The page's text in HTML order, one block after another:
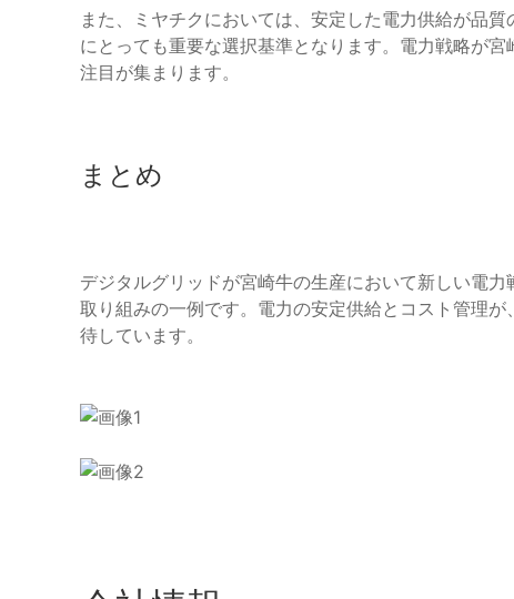
また、ミヤチクにおいては、安定した電力供給が品
にとっても重要な選択基準となります。電力戦略が
注目が集まります。
まとめ
デジタルグリッドが宮崎牛の生産において新しい電
取り組みの一例です。電力の安定供給とコスト管理
待しています。